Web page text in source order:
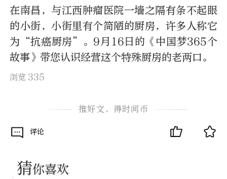
在南昌，与江西肿瘤医院一墙之隔有条不起眼
的小街，小街里有个简陋的厨房，许多人称它
为“抗癌厨房”。9月16日的《中国梦365个
故事》带您认识经营这个特殊厨房的老两口。
浏览 335
推好文，得时间币
评论
猜你喜欢